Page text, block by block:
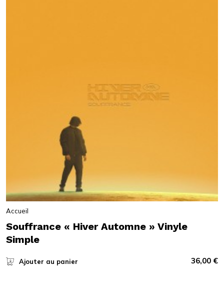
Accueil
Souffrance « Hiver Automne » Vinyle
Simple
Ajouter au panier 36,00 €